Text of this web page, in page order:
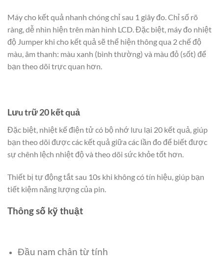
Máy cho kết quả nhanh chóng chỉ sau 1 giây đo. Chỉ số rõ
ràng, dễ nhìn hiện trên màn hình LCD. Đặc biệt, máy đo nhiệt
độ Jumper khi cho kết quả sẽ thể hiện thông qua 2 chế độ
màu, âm thanh: màu xanh (bình thường) và màu đỏ (sốt) để
bạn theo dõi trực quan hơn.
Lưu trữ 20 kết quả
Đặc biệt, nhiệt kế điện tử có bộ nhớ lưu lại 20 kết quả, giúp
bạn theo dõi được các kết quả giữa các lần đo để biết được
sự chênh lệch nhiệt độ và theo dõi sức khỏe tốt hơn.
Thiết bị tự động tắt sau 10s khi không có tín hiệu, giúp bạn
tiết kiệm năng lượng của pin.
Thông số kỹ thuật
Đầu nam chân từ tính